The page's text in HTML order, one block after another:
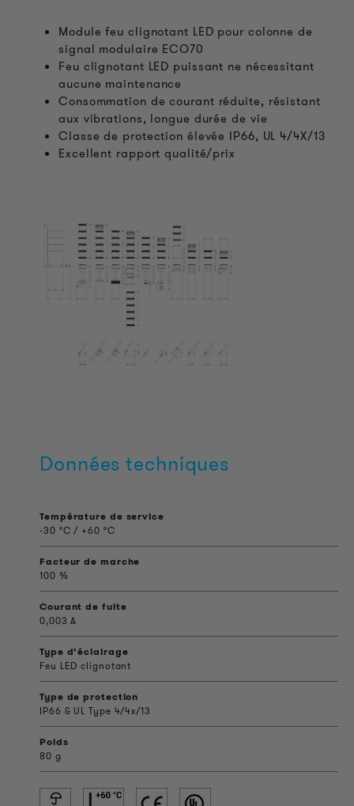
Module feu clignotant LED pour colonne de
signal modulaire ECO70
Feu clignotant LED puissant ne nécessitant
aucune maintenance
Consommation de courant réduite, résistant
aux vibrations, longue durée de vie
Classe de protection élevée IP66, UL 4/4X/13
Excellent rapport qualité/prix
Données techniques
Température de service
-30 °C / +60 °C
Facteur de marche
100 %
Courant de fuite
0,003 A
Type d’éclairage
Feu LED clignotant
Type de protection
IP66 & UL Type 4/4x/13
Poids
80 g